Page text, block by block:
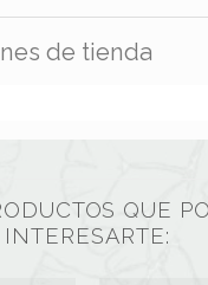
de tienda
QUE
INTERESARTE: